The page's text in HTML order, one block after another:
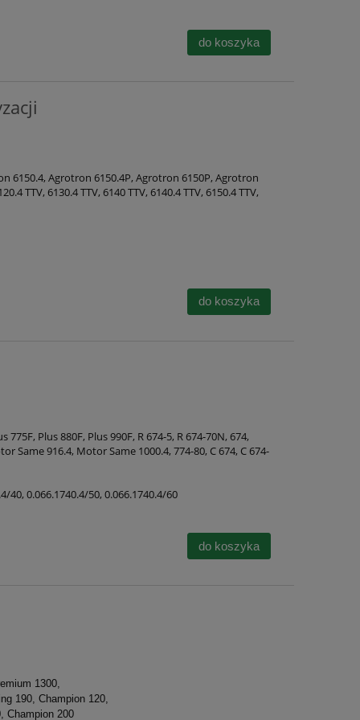
do koszyka
Agrotron 6150.4P, Agrotron 6150P, Agrotron
TTV, 6130.4 TTV, 6140 TTV, 6140.4 TTV, 6150.4 TTV,
do koszyka
Plus 880F, Plus 990F, R 674-5, R 674-70N, 674,
Same 916.4, Motor Same 1000.4, 774-80, C 674, C 674-
40, 0.066.1740.4/50, 0.066.1740.4/60
do koszyka
1300,
190, Champion 120,
Champion 200